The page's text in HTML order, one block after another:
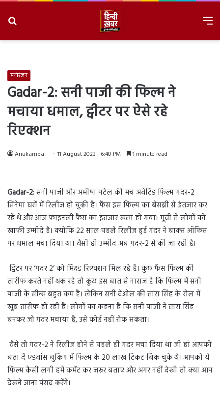
मनोरंजन
Gadar-2: सनी पाजी की फिल्म ने
मचाया धमाल, ट्वीटर पर ऐसे रहे
रिएक्शन
Anukampa 11 August 2023 - 6:40 PM 1 minute read
Gadar-2:सनी पाजी और अमीषा पटेल की मच अवेटिड फिल्म गदर-2
सिनेमा घरों में रिलीज हो चुकी है। फैंस इस फिल्म का बेसब्री से इंतजार कर
रहे थे और आज फाइनली फैंस का इंतजार खत्म हो गया। मूवी से लोगों को
खाफी उम्मीदें है। क्योंकि 22 साल पहले रिलीज हुई गदर ने बाक्स ऑफिस
पर धमाल मचा दिया था। वैसी ही उम्मीद अब गदर-2 से की जा रही है।
ट्विटर पर ‘गदर 2’ को मिक्स्ड रिएक्शन मिल रहे हैं। कुछ फैंस फिल्म की
तारीफ करते नहीं थक रहे तो कुछ इस बात से नाराज है कि फिल्म में सनी
पाजी के सीन्स बहुत कम हैं। लेकिन सनी देओल की तारा सिंह के रोल में
खूब तारीफ हो रही है। लोगों का कहना है कि सनी पाजी ने तारा सिंह
बनकर जो गदर मचाया है, उसे कोई नहीं रोक सकता।
वैसे तो गदर-2 ने रिलीज होने से पहले ही गदर मचा दिया था जी हां आपको
बता दें एडवांस बुकिग में फिल्म के 20 लाख टिकट बिक चुके थे। आपको ये
फिल्म कैसी लगी हमें कमेंट कर जरूर बताए और अगर नहीं देखी तो क्या आप
देखने जाना पंसद करेंगे।